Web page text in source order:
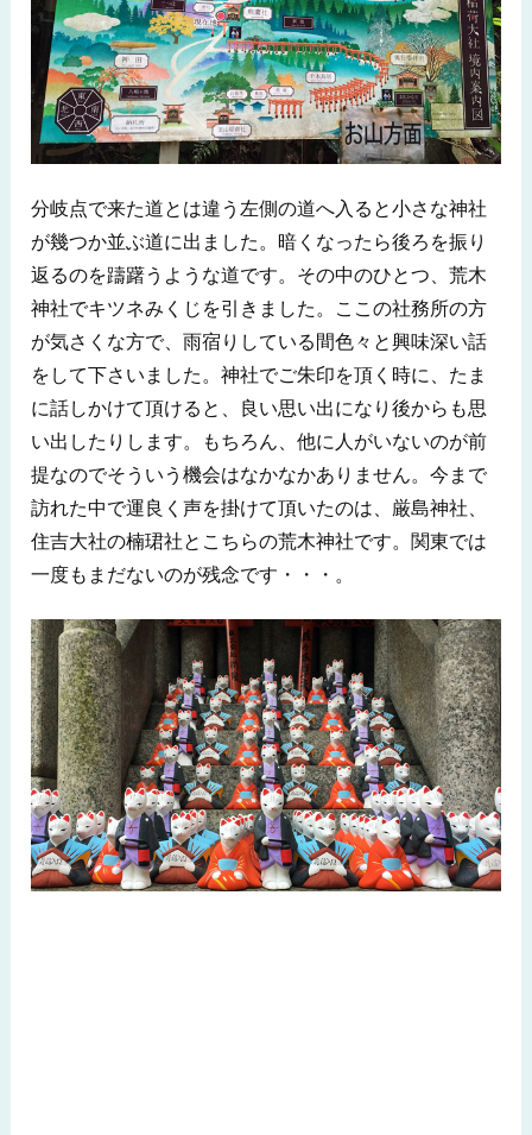
分岐点で来た道とは違う左側の道へ入ると小さな神社
が幾つか並ぶ道に出ました。暗くなったら後ろを振り
返るのを躊躇うような道です。その中のひとつ、荒木
神社でキツネみくじを引きました。ここの社務所の方
が気さくな方で、雨宿りしている間色々と興味深い話
をして下さいました。神社でご朱印を頂く時に、たま
に話しかけて頂けると、良い思い出になり後からも思
い出したりします。もちろん、他に人がいないのが前
提なのでそういう機会はなかなかありません。今まで
訪れた中で運良く声を掛けて頂いたのは、厳島神社、
住吉大社の楠珺社とこちらの荒木神社です。関東では
一度もまだないのが残念です・・・。